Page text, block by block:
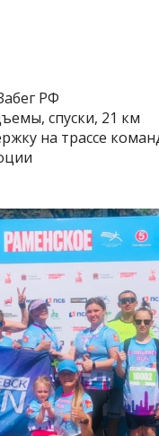
РФ
спуски, 21 км
на трассе